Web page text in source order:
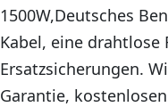
1500W,Deutsches
Kabel, eine drahtlose
Ersatzsicherungen.
Garantie, kostenlosen